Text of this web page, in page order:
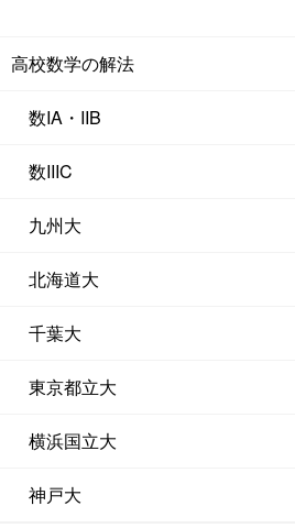
高校数学の解法
数IA・IIB
数IIIC
九州大
北海道大
千葉大
東京都立大
横浜国立大
神戸大